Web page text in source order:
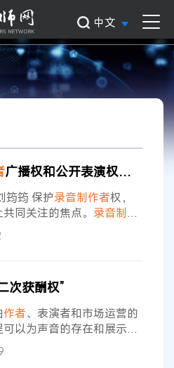
中文
广播权和公开表演权的合理性
筠筠 保护录音制作者权，
同关注的焦点。 录音制作
也是录制者权的主体。著
，是因为他们在
这都体现着录制者的艺术
表演的理解和再创作。通
作品表演者又可以以新
次获酬权”
作者、表演者和市场运营的
以为声音的存在和展示设
纯的机械加工过程，而是
表演者风格的了解和对音乐